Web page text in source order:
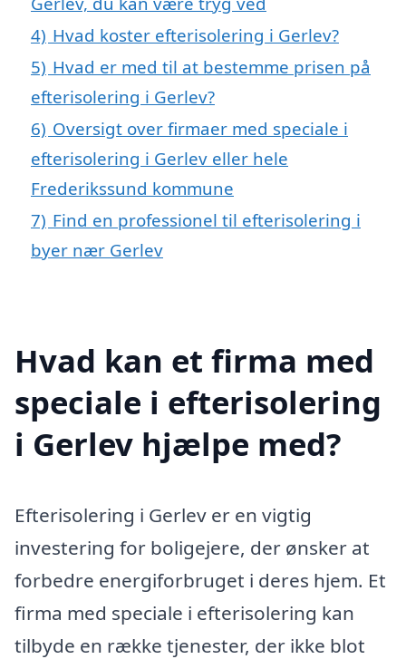
4) Hvad koster efterisolering i Gerlev?
5) Hvad er med til at bestemme prisen på
efterisolering i Gerlev?
6) Oversigt over firmaer med speciale i
efterisolering i Gerlev eller hele
Frederikssund kommune
7) Find en professionel til efterisolering i
byer nær Gerlev
Hvad kan et firma med
speciale i efterisolering
i Gerlev hjælpe med?
Efterisolering i Gerlev er en vigtig
investering for boligejere, der ønsker at
forbedre energiforbruget i deres hjem. Et
firma med speciale i efterisolering kan
tilbyde en række tjenester, der ikke blot